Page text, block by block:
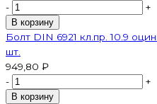
-
+
В корзину
Болт DIN 6921 кл.пр. 10.9
шт.
949,80 ₽
-
+
В корзину